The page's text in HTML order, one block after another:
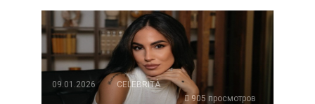
09.01.2026
CELEBRITÀ
905 просмотров